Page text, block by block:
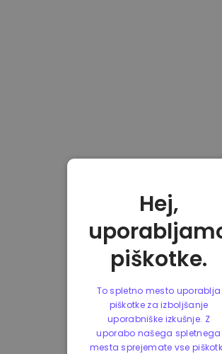
Hej,
piškotke.
To spletno mesto uporablja
piškotke za izboljšanje
uporabniške izkušnje. Z
uporabo našega spletnega
mesta sprejemate vse